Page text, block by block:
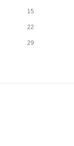
15
22
29